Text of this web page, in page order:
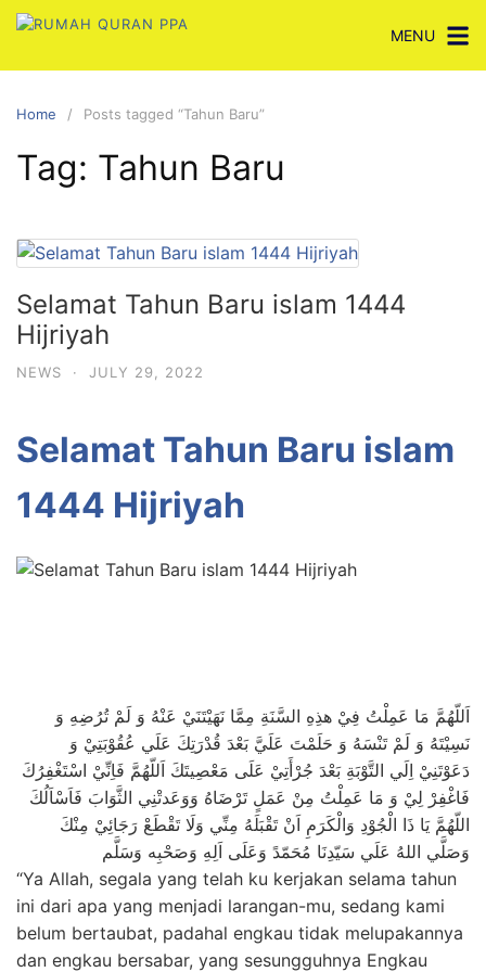
Skip
content
MENU
Home Posts tagged “Tahun Baru”
Tag: Tahun Baru
Selamat Tahun Baru islam 1444
Hijriyah
NEWS · JULY 29, 2022
Selamat Tahun Baru islam
1444 Hijriyah
اَللّهُمَّ مَا عَمِلْتُ فِيْ هذِهِ السَّنَةِ مِمَّا نَهَيْتَنَيْ عَنْهُ وَ لَمْ تُرُضِهِ وَ
نَسِيْتَهُ وَ لَمْ تَنْسَهُ وَ حَلَمْتَ عَلَيَّ بَعْدَ قُدْرَتِكَ عَلَي عُقُوْبَتِيْ وَ
دَعَوْتَنِيْ اِلَي التَّوْبَةِ بَعْدَ جُرْأَتِيْ عَلَى مَعْصِيتَكَ اَللّهُمَّ فَاِنِّيْ اسْتَغْفِرُكَ
فَاغْفِرْ لِيْ وَ مَا عَمِلْتُ مِنْ عَمَلٍ تَرْضَاهُ وَوَعَدتْنِي الثَّوَابَ فَاَسْاَلُكَ
اللّهُمَّ يَا ذَا الْجُوْدِ وَالْكَرَمِ اَنْ تَقْبَلَهُ مِنِّي وَلَا تَقْطَعْ رَجَائِيْ مِنْكَ
وَصَلَّي اللهُ عَلَي سَيّدِنَا مُحَمّدً وَعَلَى اَلِهِ وَصَحْبِه وَسَلَّم
“Ya Allah, segala yang telah ku kerjakan selama tahun
ini dari apa yang menjadi larangan-mu, sedang kami
belum bertaubat, padahal engkau tidak melupakannya
dan engkau bersabar, yang sesungguhnya Engkau